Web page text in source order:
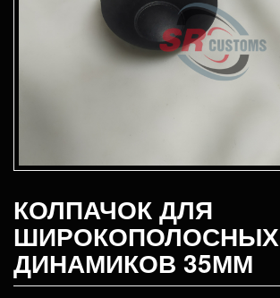
КОЛПАЧОК ДЛЯ
ШИРОКОПОЛОСНЫХ
ДИНАМИКОВ 35ММ